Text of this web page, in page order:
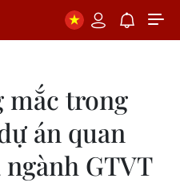
mắc trong
án quan
GTVT